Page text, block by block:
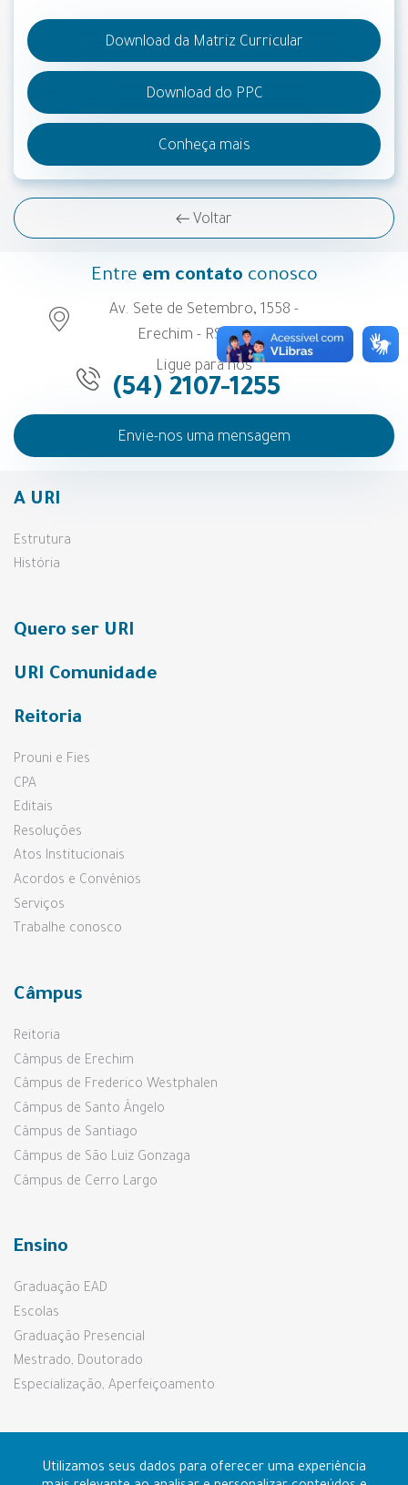
Download da Matriz Curricular
Download do PPC
Conheça mais
Voltar
Utilizamos seus dados para oferecer uma experiência
Entre em contato conosco
Av. Sete de Setembro, 1558 -
Erechim - RS - Brasil
Ligue para nós
(54) 2107-1255
Envie-nos uma mensagem
A URI
Estrutura
História
Quero ser URI
URI Comunidade
Reitoria
Prouni e Fies
CPA
Editais
Resoluções
Atos Institucionais
Acordos e Convênios
Serviços
Trabalhe conosco
Câmpus
Reitoria
Câmpus de Erechim
Câmpus de Frederico Westphalen
Câmpus de Santo Ângelo
Câmpus de Santiago
Câmpus de São Luiz Gonzaga
Câmpus de Cerro Largo
Ensino
Graduação EAD
Escolas
Graduação Presencial
Mestrado, Doutorado
Especialização, Aperfeiçoamento